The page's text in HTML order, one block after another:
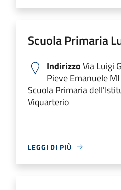
Scuola Primaria
IndirizzoVia Luigi
Pieve Emanuele MI
Scuola Primaria
Viquarterio
LEGGI DI PIÙ